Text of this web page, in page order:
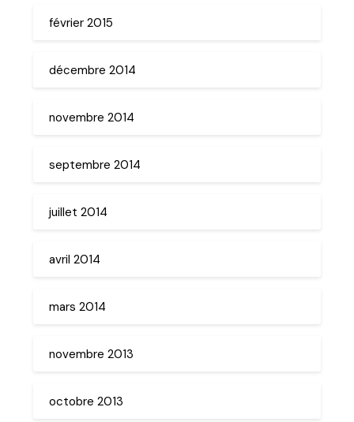
février 2015
décembre 2014
novembre 2014
septembre 2014
juillet 2014
avril 2014
mars 2014
novembre 2013
octobre 2013